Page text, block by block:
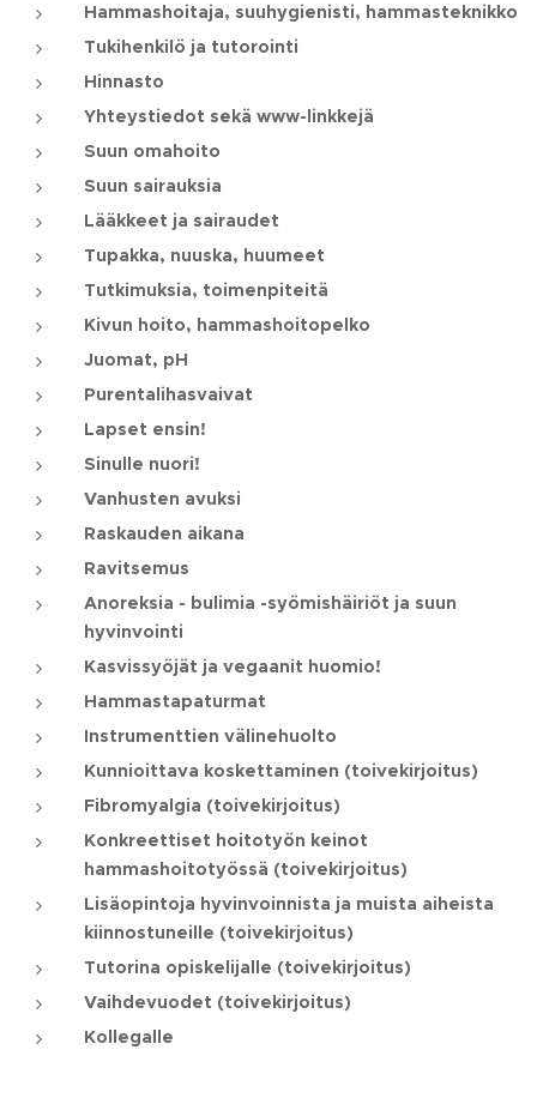
Hammashoitaja, suuhygienisti, hammasteknikko
Tukihenkilö ja tutorointi
Hinnasto
Yhteystiedot sekä www-linkkejä
Suun omahoito
Suun sairauksia
Lääkkeet ja sairaudet
Tupakka, nuuska, huumeet
Tutkimuksia, toimenpiteitä
Kivun hoito, hammashoitopelko
Juomat, pH
Purentalihasvaivat
Lapset ensin!
Sinulle nuori!
Vanhusten avuksi
Raskauden aikana
Ravitsemus
Anoreksia - bulimia -syömishäiriöt ja suun
hyvinvointi
Kasvissyöjät ja vegaanit huomio!
Hammastapaturmat
Instrumenttien välinehuolto
Kunnioittava koskettaminen (toivekirjoitus)
Fibromyalgia (toivekirjoitus)
Konkreettiset hoitotyön keinot
hammashoitotyössä (toivekirjoitus)
Lisäopintoja hyvinvoinnista ja muista aiheista
kiinnostuneille (toivekirjoitus)
Tutorina opiskelijalle (toivekirjoitus)
Vaihdevuodet (toivekirjoitus)
Kollegalle